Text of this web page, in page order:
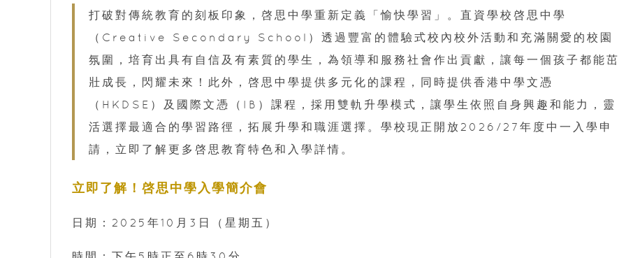
打破對傳統教育的刻板印象，啓思中學重新定義「愉快學習」。直資學校啓思中學
（Creative Secondary School）透過豐富的體驗式校內校外活動和充滿關愛的校園
氛圍，培育出具有自信及有素質的學生，為領導和服務社會作出貢獻，讓每一個孩子都能茁
壯成長，閃耀未來！此外，啓思中學提供多元化的課程，同時提供香港中學文憑
（HKDSE）及國際文憑（IB）課程，採用雙軌升學模式，讓學生依照自身興趣和能力，靈
活選擇最適合的學習路徑，拓展升學和職涯選擇。學校現正開放2026/27年度中一入學申
請，立即了解更多啓思教育特色和入學詳情。
立即了解！啓思中學入學簡介會
日期：2025年10月3日（星期五）